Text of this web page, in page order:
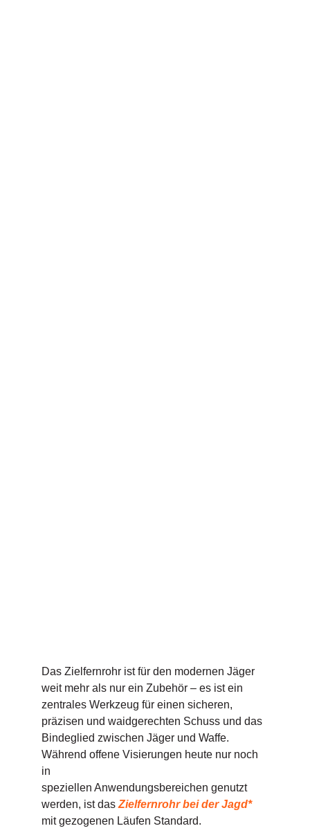
Das Zielfernrohr ist für den modernen Jäger
weit mehr als nur ein Zubehör – es ist ein
zentrales Werkzeug für einen sicheren,
präzisen und waidgerechten Schuss und das
Bindeglied zwischen Jäger und Waffe.
Während offene Visierungen heute nur noch
in
speziellen Anwendungsbereichen genutzt
werden, ist das Zielfernrohr bei der Jagd*
mit gezogenen Läufen Standard.